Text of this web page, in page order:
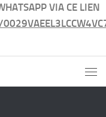
VIA CE LIEN